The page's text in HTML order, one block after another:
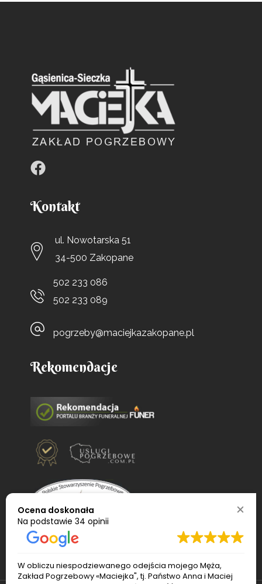
Kontakt
ul. Nowotarska 51
34-500 Zakopane
502 233 086
502 233 089
pogrzeby@maciejkazakopane.pl
Rekomendacje
Ocena doskonała
Na podstawie 34 opinii
W obliczu niespodziewanego odejścia mojego Męża,
Zakład Pogrzebowy «Maciejka", tj. Państwo Anna i Maciej